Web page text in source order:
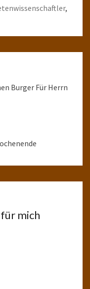
,
Burger Für Herrn
mich